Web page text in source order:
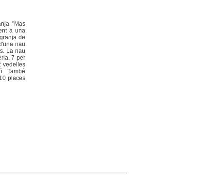
"Mas
a una
de
nau
La nau
7 per
vedelles
També
places